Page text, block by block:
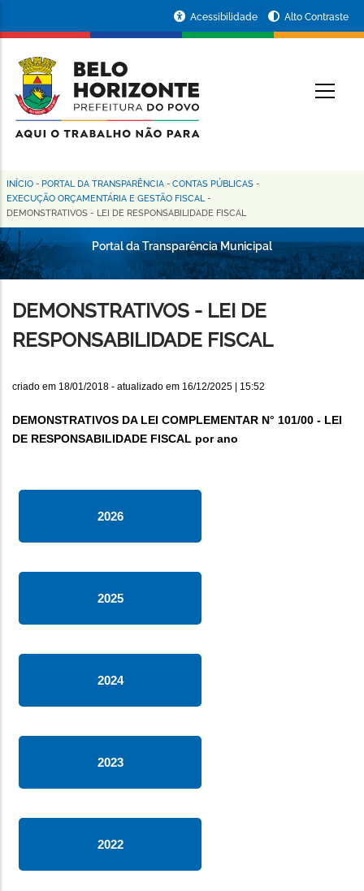
conteúdo
principal
da
Prefeitura
de
Horizonte
Acessibilidade Alto Contraste
Trilha
de
navegação
INÍCIO - PORTAL DA TRANSPARÊNCIA - CONTAS PÚBLICAS -
EXECUÇÃO ORÇAMENTÁRIA E GESTÃO FISCAL -
DEMONSTRATIVOS - LEI DE RESPONSABILIDADE FISCAL
Portal da Transparência Municipal
DEMONSTRATIVOS - LEI DE
RESPONSABILIDADE FISCAL
criado em 18/01/2018 - atualizado em 16/12/2025 | 15:52
DEMONSTRATIVOS DA LEI COMPLEMENTAR N° 101/00 - LEI
DE RESPONSABILIDADE FISCAL por ano
2026
2025
2024
2023
2022